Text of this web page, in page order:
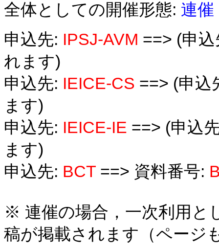
全体としての開催形態: 連催
申込先: IPSJ-AVM ==> (申
れます)
申込先: IEICE-CS ==> (申込
ます)
申込先: IEICE-IE ==> (申込
ます)
申込先: BCT ==> 資料番号:
※ 連催の場合，一次利用と
稿が掲載されます（ページ